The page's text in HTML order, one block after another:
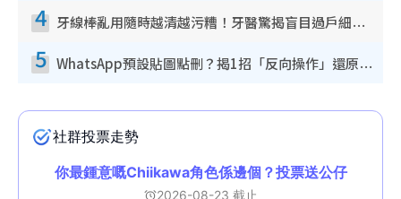
4 牙線棒亂用隨時越清越污糟！牙醫驚揭盲目過戶細菌恐致蛀牙：呢種先係日常真保養
5 WhatsApp預設貼圖點刪？揭1招「反向操作」還原簡潔介面 附3步實測教學